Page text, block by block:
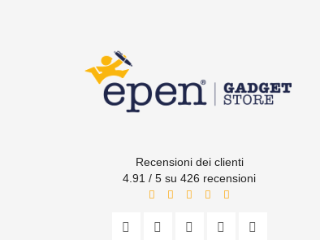
Recensioni dei clienti
4.91 / 5 su 426 recensioni